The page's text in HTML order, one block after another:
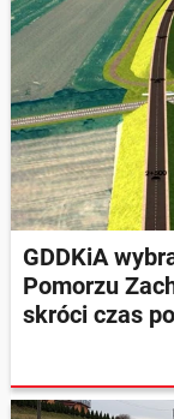
GDDKiA
Pomorzu
skróci czas